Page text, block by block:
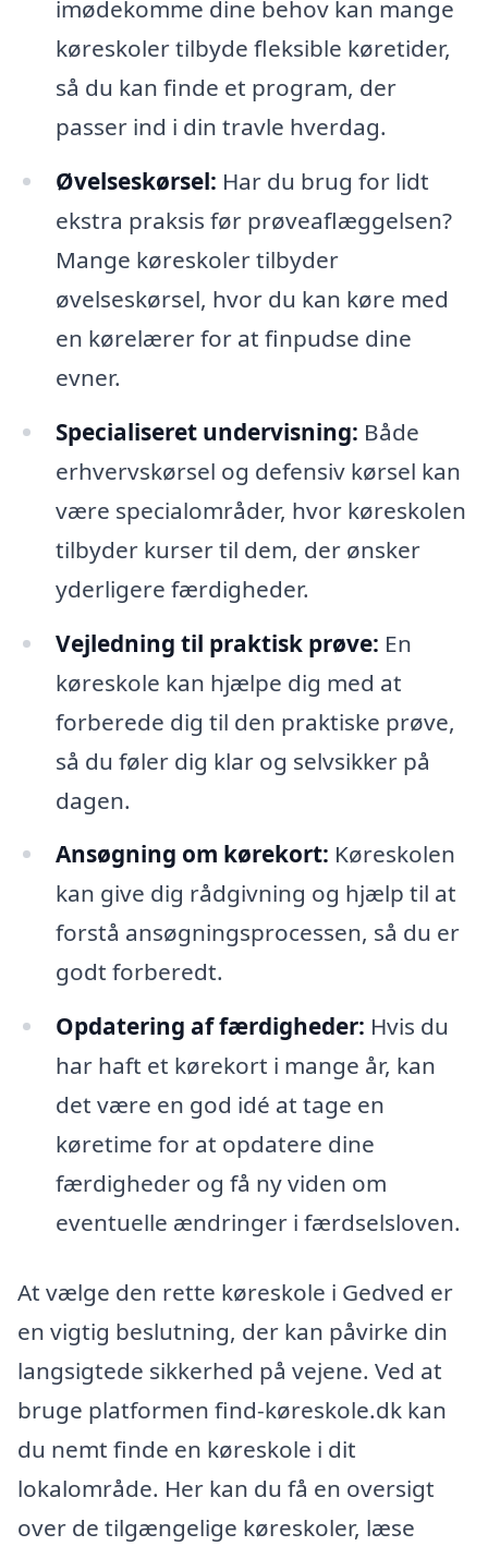
imødekomme dine behov kan mange
køreskoler tilbyde fleksible køretider,
så du kan finde et program, der
passer ind i din travle hverdag.
Øvelseskørsel: Har du brug for lidt
ekstra praksis før prøveaflæggelsen?
Mange køreskoler tilbyder
øvelseskørsel, hvor du kan køre med
en kørelærer for at finpudse dine
evner.
Specialiseret undervisning: Både
erhvervskørsel og defensiv kørsel kan
være specialområder, hvor køreskolen
tilbyder kurser til dem, der ønsker
yderligere færdigheder.
Vejledning til praktisk prøve: En
køreskole kan hjælpe dig med at
forberede dig til den praktiske prøve,
så du føler dig klar og selvsikker på
dagen.
Ansøgning om kørekort: Køreskolen
kan give dig rådgivning og hjælp til at
forstå ansøgningsprocessen, så du er
godt forberedt.
Opdatering af færdigheder: Hvis du
har haft et kørekort i mange år, kan
det være en god idé at tage en
køretime for at opdatere dine
færdigheder og få ny viden om
eventuelle ændringer i færdselsloven.
At vælge den rette køreskole i Gedved er
en vigtig beslutning, der kan påvirke din
langsigtede sikkerhed på vejene. Ved at
bruge platformen find-køreskole.dk kan
du nemt finde en køreskole i dit
lokalområde. Her kan du få en oversigt
over de tilgængelige køreskoler, læse